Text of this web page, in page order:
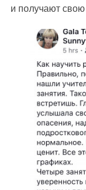
и получают